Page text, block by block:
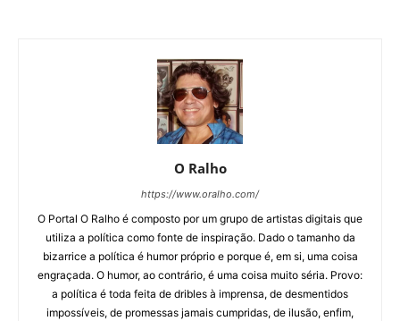
O Ralho
https://www.oralho.com/
O Portal O Ralho é composto por um grupo de artistas digitais que
utiliza a política como fonte de inspiração. Dado o tamanho da
bizarrice a política é humor próprio e porque é, em si, uma coisa
engraçada. O humor, ao contrário, é uma coisa muito séria. Provo:
a política é toda feita de dribles à imprensa, de desmentidos
impossíveis, de promessas jamais cumpridas, de ilusão, enfim,